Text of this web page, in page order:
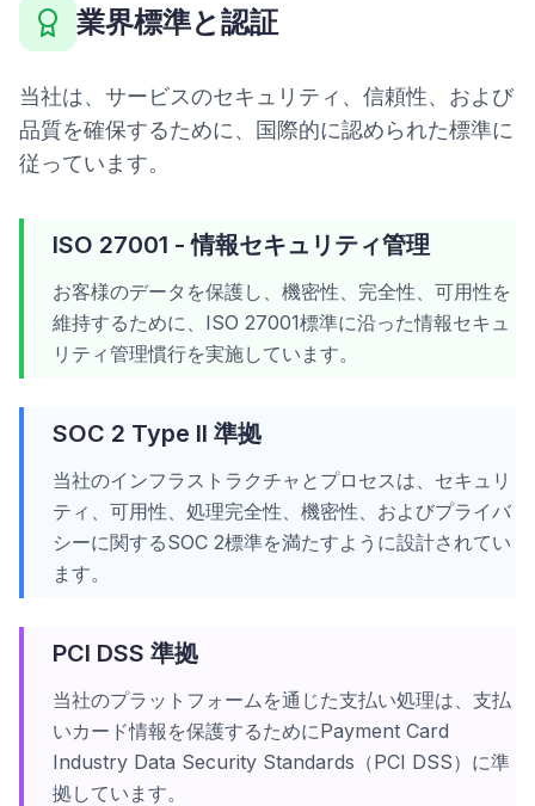
業界標準と認証
当社は、サービスのセキュリティ、信頼性、および
品質を確保するために、国際的に認められた標準に
従っています。
ISO 27001 - 情報セキュリティ管理
お客様のデータを保護し、機密性、完全性、可用性を
維持するために、ISO 27001標準に沿った情報セキュ
リティ管理慣行を実施しています。
SOC 2 Type II 準拠
当社のインフラストラクチャとプロセスは、セキュリ
ティ、可用性、処理完全性、機密性、およびプライバ
シーに関するSOC 2標準を満たすように設計されてい
ます。
PCI DSS 準拠
当社のプラットフォームを通じた支払い処理は、支払
いカード情報を保護するためにPayment Card
Industry Data Security Standards（PCI DSS）に準
拠しています。